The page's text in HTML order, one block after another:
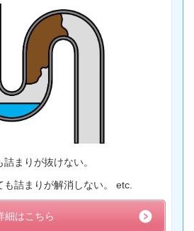
まりが抜けない。
詰まりが解消しない。 etc.
細はこちら